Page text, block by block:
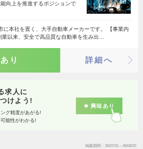
向上を推進するポジションで
に本社を置く、大手自動車メーカーです。 【事業内
以来、安全で高品質な自動車を生み出…
り 詳細へ
求人に
けよう!
グ精度があがる!
能性がわかる!
興味あり
掲載期間 26/07/31～26/08/20